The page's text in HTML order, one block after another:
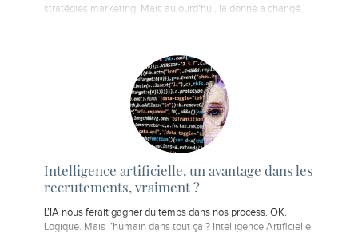
stratégies marketing. Mais aujourd’hui, la donne a changé.
Intelligence artificielle, un avantage dans les
recrutements, vraiment ?
L’IA nous ferait gagner du temps dans nos process. OK.
Logique. Mais l’humain dans tout ça ? Intelligence Artificielle